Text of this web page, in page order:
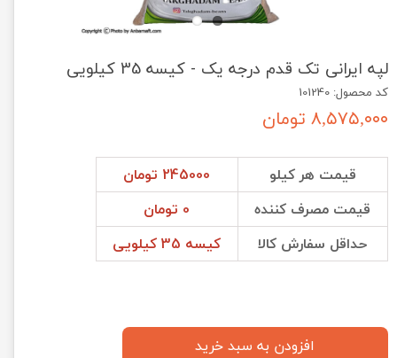
لپه ایرانی تک قدم درجه یک - کیسه 35 کیلویی
کد محصول: 101240
۸,۵۷۵,۰۰۰ تومان
قیمت هر کیلو
245000 تومان
قیمت مصرف کننده
0 تومان
حداقل سفارش کالا
کیسه 35 کیلویی
افزودن به سبد خرید